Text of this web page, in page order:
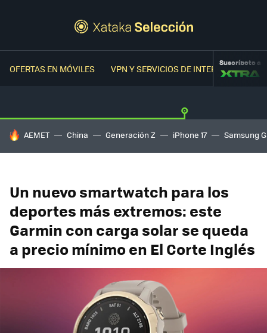
OFERTAS EN MÓVILES VPN Y SERVICIOS DE INTERNETSuscríbete a
HOY SE HABLA DE
AEMET China Generación Z iPhone 17 Samsung
Un nuevo smartwatch para los
deportes más extremos: este
Garmin con carga solar se queda
a precio mínimo en El Corte Inglés